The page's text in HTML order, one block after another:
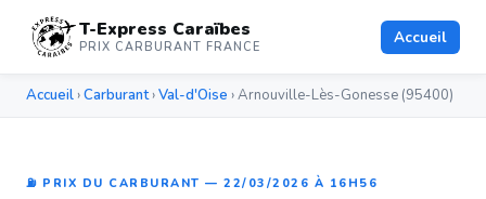
T-Express Caraïbes
PRIX CARBURANT FRANCE Accueil
Accueil ›Carburant›Val-d'Oise › Arnouville-Lès-Gonesse (95400)
⛽ PRIX DU CARBURANT — 22/03/2026 À 16H56